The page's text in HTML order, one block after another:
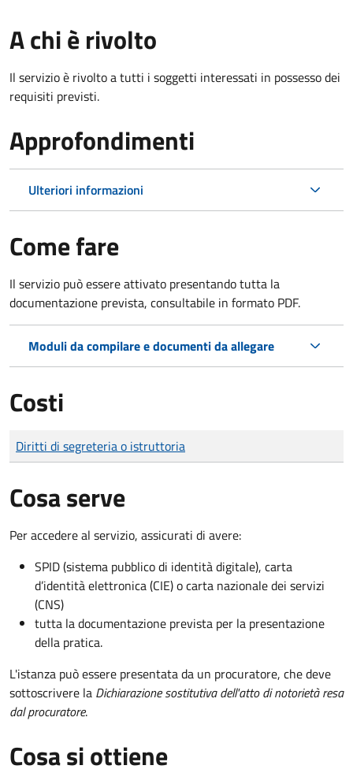
A chi è rivolto
Il servizio è rivolto a tutti i soggetti interessati in possesso dei
requisiti previsti.
Approfondimenti
Ulteriori informazioni
Come fare
Il servizio può essere attivato presentando tutta la
documentazione prevista, consultabile in formato PDF.
Moduli da compilare e documenti da allegare
Costi
Tipo di pagamento
Importo
Diritti di segreteria o istruttoria
Cosa serve
Per accedere al servizio, assicurati di avere:
SPID (sistema pubblico di identità digitale), carta
d’identità elettronica (CIE) o carta nazionale dei servizi
(CNS)
tutta la documentazione prevista per la presentazione
della pratica.
L'istanza può essere presentata da un procuratore, che deve
sottoscrivere la Dichiarazione sostitutiva dell'atto di notorietà resa
dal procuratore.
Cosa si ottiene